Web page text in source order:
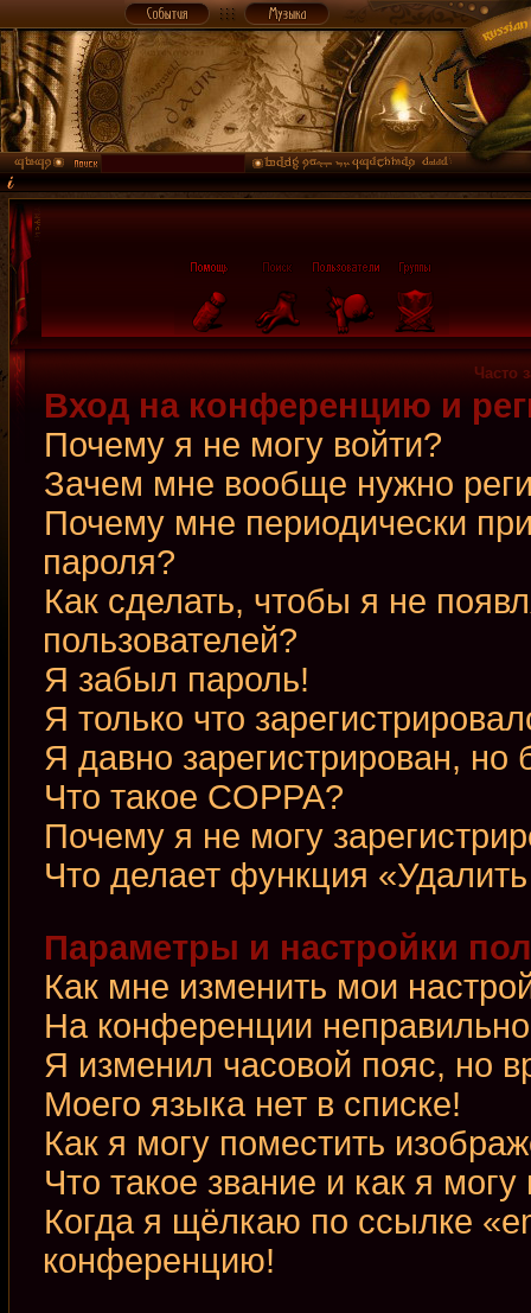
Часто
Вход на конференцию и
Почему я не могу войти?
Зачем мне вообще нужно
Почему мне периодически
пароля?
Как сделать, чтобы я не
пользователей?
Я забыл пароль!
Я только что
Я давно зарегистрирован, но
Что такое COPPA?
Почему я не могу
Что делает функция
Параметры и настройки
Как мне изменить мои
На конференции
Я изменил часовой пояс, но
Моего языка нет в списке!
Как я могу поместить
Что такое звание и как я могу
Когда я щёлкаю по ссылке
конференцию!